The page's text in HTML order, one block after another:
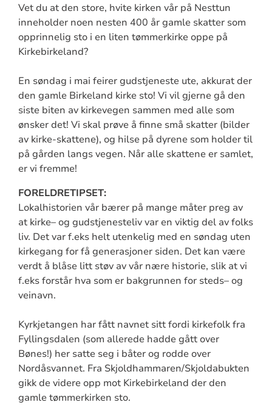
Vet du at den store, hvite kirken vår på Nesttun
inneholder noen nesten 400 år gamle skatter som
opprinnelig sto i en liten tømmerkirke oppe på
Kirkebirkeland?
En søndag i mai feirer gudstjeneste ute, akkurat der
den gamle Birkeland kirke sto! Vi vil gjerne gå den
siste biten av kirkevegen sammen med alle som
ønsker det! Vi skal prøve å finne små skatter (bilder
av kirke-skattene), og hilse på dyrene som holder til
på gården langs vegen. Når alle skattene er samlet,
er vi fremme!
FORELDRETIPSET:
Lokalhistorien vår bærer på mange måter preg av
at kirke– og gudstjenesteliv var en viktig del av folks
liv. Det var f.eks helt utenkelig med en søndag uten
kirkegang for få generasjoner siden. Det kan være
verdt å blåse litt støv av vår nære historie, slik at vi
f.eks forstår hva som er bakgrunnen for steds– og
veinavn.
Kyrkjetangen har fått navnet sitt fordi kirkefolk fra
Fyllingsdalen (som allerede hadde gått over
Bønes!) her satte seg i båter og rodde over
Nordåsvannet. Fra Skjoldhammaren/Skjoldabukten
gikk de videre opp mot Kirkebirkeland der den
gamle tømmerkirken sto.